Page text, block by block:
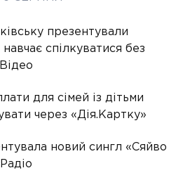
презентували
спілкуватися без
для сімей із дітьми
через «Дія.Картку»
новий сингл «Сяйво